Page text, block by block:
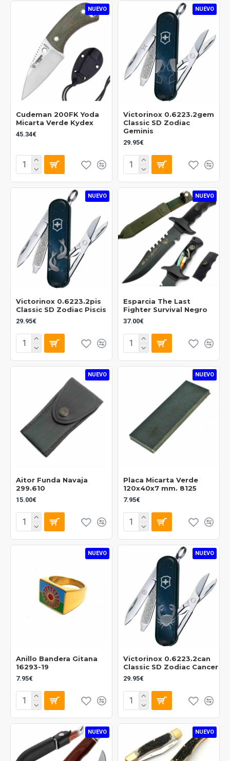
NUEVO
Cudeman 200FK Yoda
Micarta Verde Kydex
45.34€
NUEVO
Victorinox 0.6223.2gem
Classic SD Zodiac
Geminis
29.95€
NUEVO
Victorinox 0.6223.2pis
Classic SD Zodiac Piscis
29.95€
NUEVO
Esparcia The Last
Fighter Survival Negro
37.00€
NUEVO
Aitor Funda Navaja
299.610
15.00€
NUEVO
Placa Micarta Verde
120x40x7 mm. 8125
7.95€
NUEVO
Anillo Bandera Gitana
16293-19
7.95€
NUEVO
Victorinox 0.6223.2can
Classic SD Zodiac Cancer
29.95€
NUEVO NUEVO